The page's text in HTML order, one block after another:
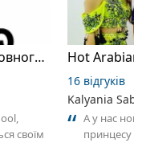
Alterra School, приватна школа повного дня
своїм
16 відгуків
Kalyania
А у нас
принцесу